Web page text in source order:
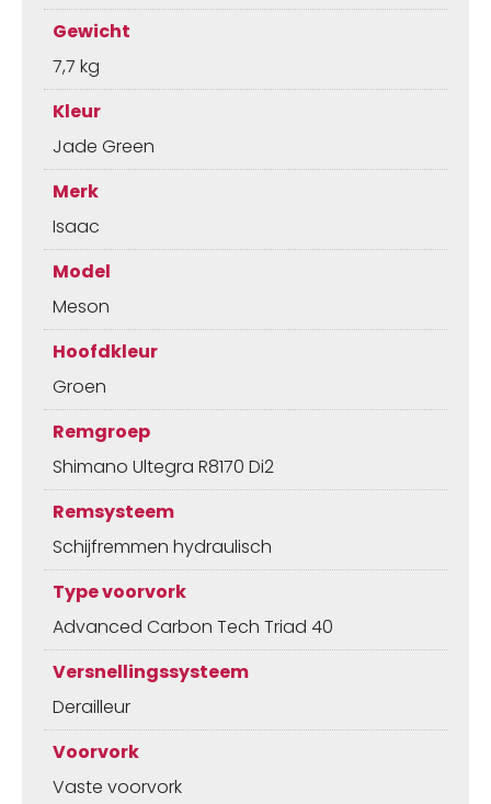
Gewicht
7,7 kg
Kleur
Jade Green
Merk
Isaac
Model
Meson
Hoofdkleur
Groen
Remgroep
Shimano Ultegra R8170 Di2
Remsysteem
Schijfremmen hydraulisch
Type voorvork
Advanced Carbon Tech Triad 40
Versnellingssysteem
Derailleur
Voorvork
Vaste voorvork